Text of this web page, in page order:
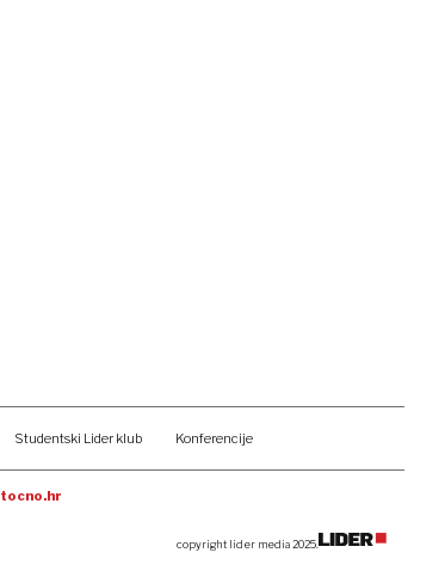
Studentski Lider klub Konferencije
tocno.hr
copyright lider media 2025.